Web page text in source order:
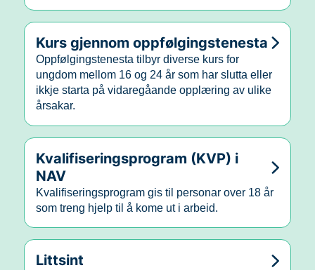
Kurs gjennom oppfølgingstenesta
Oppfølgingstenesta tilbyr diverse kurs for
ungdom mellom 16 og 24 år som har slutta eller
ikkje starta på vidaregåande opplæring av ulike
årsakar.
Kvalifiseringsprogram (KVP) i
NAV
Kvalifiseringsprogram gis til personar over 18 år
som treng hjelp til å kome ut i arbeid.
Littsint